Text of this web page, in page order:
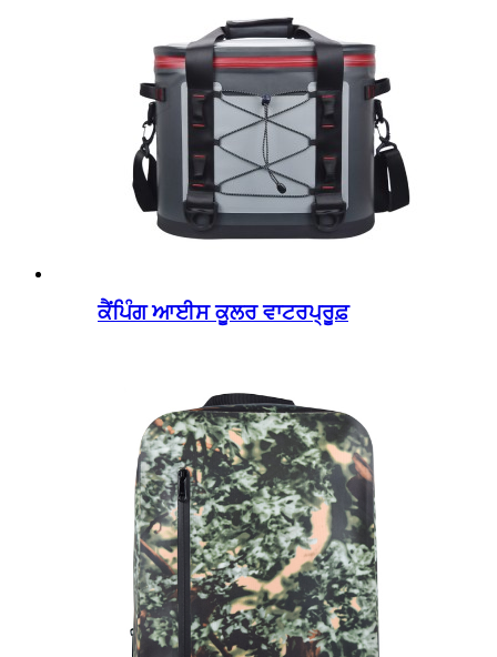
ਕੈਂਪਿੰਗ ਆਈਸ ਕੂਲਰ ਵਾਟਰਪ੍ਰੂਫ਼